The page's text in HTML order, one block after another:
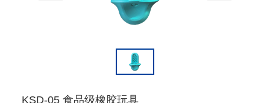
KSD-05 食品级橡胶玩具